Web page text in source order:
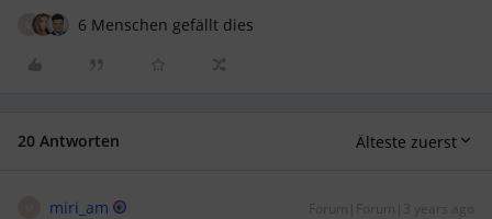
M 6 Menschen gefällt dies
20 Antworten Älteste zuerst
miri_am Forum|Forum|3 years ago